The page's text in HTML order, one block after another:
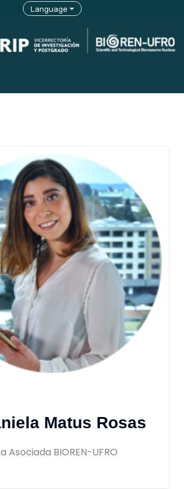
Language
Matus Rosas
Asociada BIOREN-UFRO